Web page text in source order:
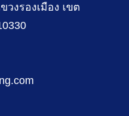
งรองเมือง เขต